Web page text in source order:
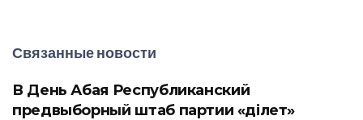
Связанные новости
В День Абая Республиканский
предвыборный штаб партии «Әділет»